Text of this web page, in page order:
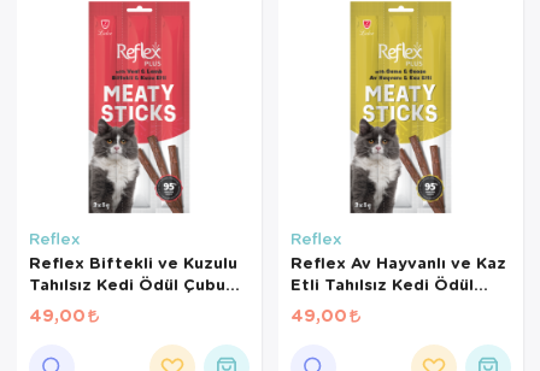
Reflex
Reflex Biftekli ve Kuzulu
Tahılsız Kedi Ödül Çubuğu
15 Gr
49,00
Reflex
Reflex Av Hayvanlı ve Kaz
Etli Tahılsız Kedi Ödül
Çubuğu 15gr
49,00